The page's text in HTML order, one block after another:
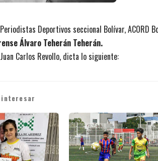
Deportivos seccional Bolívar, ACORD
Álvaro Teherán Teherán.
Carlos Revollo, dicta lo siguiente:
interesar